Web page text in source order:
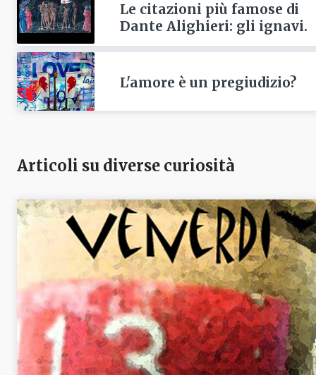
Le citazioni più famose di
Dante Alighieri: gli ignavi.
L'amore è un pregiudizio?
Articoli su diverse curiosità